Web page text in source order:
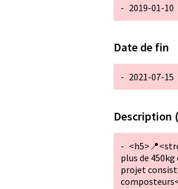
- 2019-01-10
Date de fin
- 2021-07-15
Description
-
plus de
projet